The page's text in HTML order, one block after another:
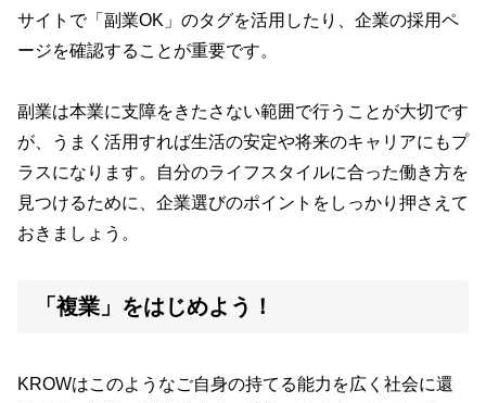
サイトで「副業OK」のタグを活用したり、企業の採用ペ
ージを確認することが重要です。
副業は本業に支障をきたさない範囲で行うことが大切です
が、うまく活用すれば生活の安定や将来のキャリアにもプ
ラスになります。自分のライフスタイルに合った働き方を
見つけるために、企業選びのポイントをしっかり押さえて
おきましょう。
「複業」をはじめよう！
KROWはこのようなご自身の持てる能力を広く社会に還